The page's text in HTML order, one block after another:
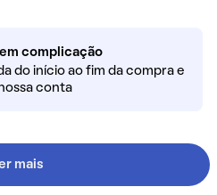
complicação
do início ao fim da compra e
conta
mais